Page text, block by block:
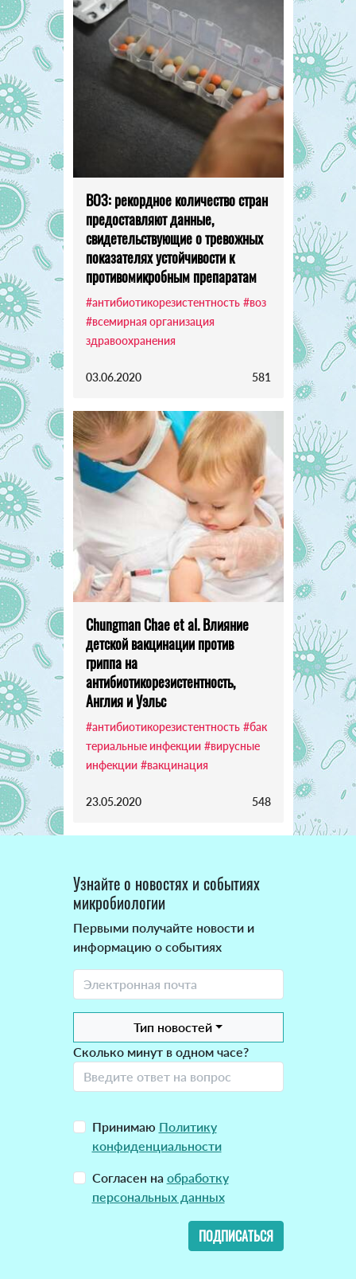
ВОЗ: рекордное количество стран
предоставляют данные,
свидетельствующие о тревожных
показателях устойчивости к
противомикробным препаратам
#антибиотикорезистентность #воз
#всемирная организация
здравоохранения
03.06.2020 581
Chungman Chae et al. Влияние
детской вакцинации против
гриппа на
антибиотикорезистентность,
Англия и Уэльс
#антибиотикорезистентность #бак
териальные инфекции #вирусные
инфекции #вакцинация
23.05.2020 548
Узнайте о новостях и событиях
микробиологии
Первыми получайте новости и
информацию о событиях
Тип новостей
Сколько минут в одном часе?
Принимаю Политику
конфиденциальности
Согласен на обработку
персональных данных
ПОДПИСАТЬСЯ